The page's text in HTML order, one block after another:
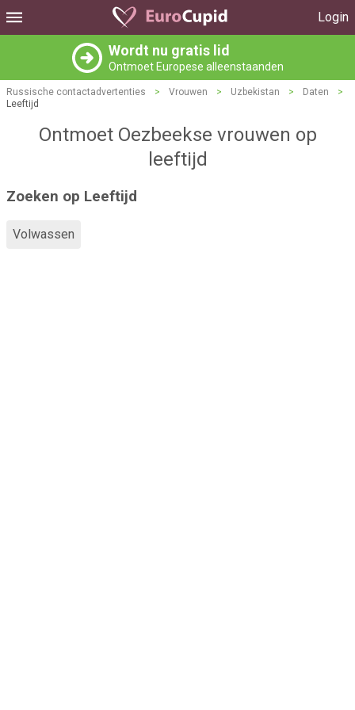
Login
Wordt nu gratis lid
Ontmoet Europese alleenstaanden
Russische contactadvertenties > Vrouwen > Uzbekistan > Daten
>
Leeftijd
Ontmoet Oezbeekse vrouwen op
leeftijd
Zoeken op Leeftijd
Volwassen